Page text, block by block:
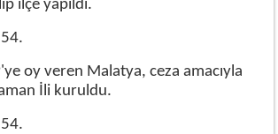
ilçe yapıldı.
oy veren Malatya, ceza amacıyla
İli kuruldu.